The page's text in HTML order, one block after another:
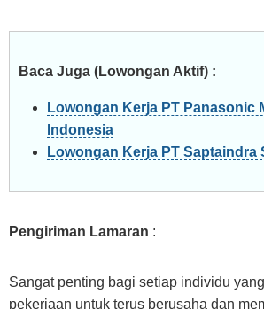
Baca Juga (Lowongan Aktif) :
Lowongan Kerja PT Panasonic
Indonesia
Lowongan Kerja PT Saptaindra
Pengiriman Lamaran :
Sangat penting bagi setiap individu
pekerjaan untuk terus berusaha dan